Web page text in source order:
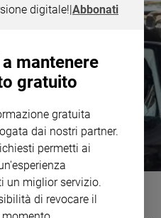
digitale!|Abbonati
mantenere
gratuito
gratuita
dai nostri partner.
permetti ai
un miglior servizio.
di revocare il